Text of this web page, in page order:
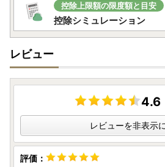
控除上限額の限度額と目安
控除シミュレーション
レビュー
4.6
レビューを非表示